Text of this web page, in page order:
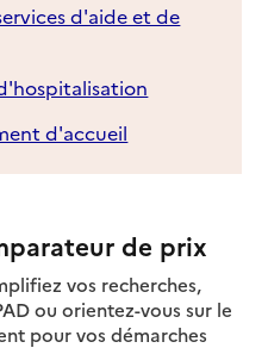
Voir la fiche
d'aide et de
d'accueil
de prix
vos recherches,
ou orientez-vous sur le
pour vos démarches